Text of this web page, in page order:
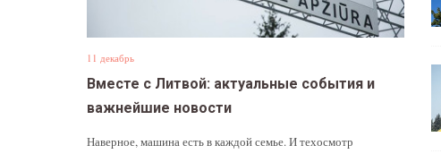
11 декабрь
Вместе с Литвой: актуальные события и
важнейшие новости
Наверное, машина есть в каждой семье. И техосмотр